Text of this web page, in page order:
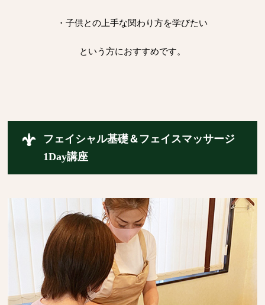
・子供との上手な関わり方を学びたい
という方におすすめです。
フェイシャル基礎＆フェイスマッサージ
1Day講座